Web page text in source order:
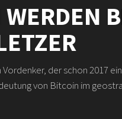
WERDEN
der schon 2017
von Bitcoin im